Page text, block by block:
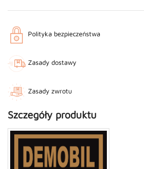
Polityka bezpieczeństwa
Zasady dostawy
Zasady zwrotu
Szczegóły produktu